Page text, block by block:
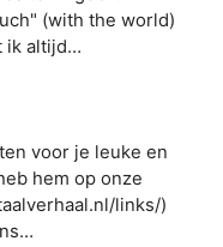
(with the world)
ik altijd…
voor je leuke en
hem op onze
links/)